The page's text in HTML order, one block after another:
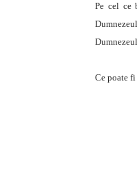
Pe cel ce
Ce poate fi